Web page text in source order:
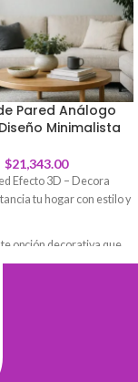
Pared Análogo
Minimalista
$21,343.00
Efecto 3D – Decora
tu hogar con estilo y
opción decorativa que
diferente a cualquier
se coloque. Ya sea la
estar, o una habitación,
adapta perfectamente.
es completamente
con todos los
para facilitar el